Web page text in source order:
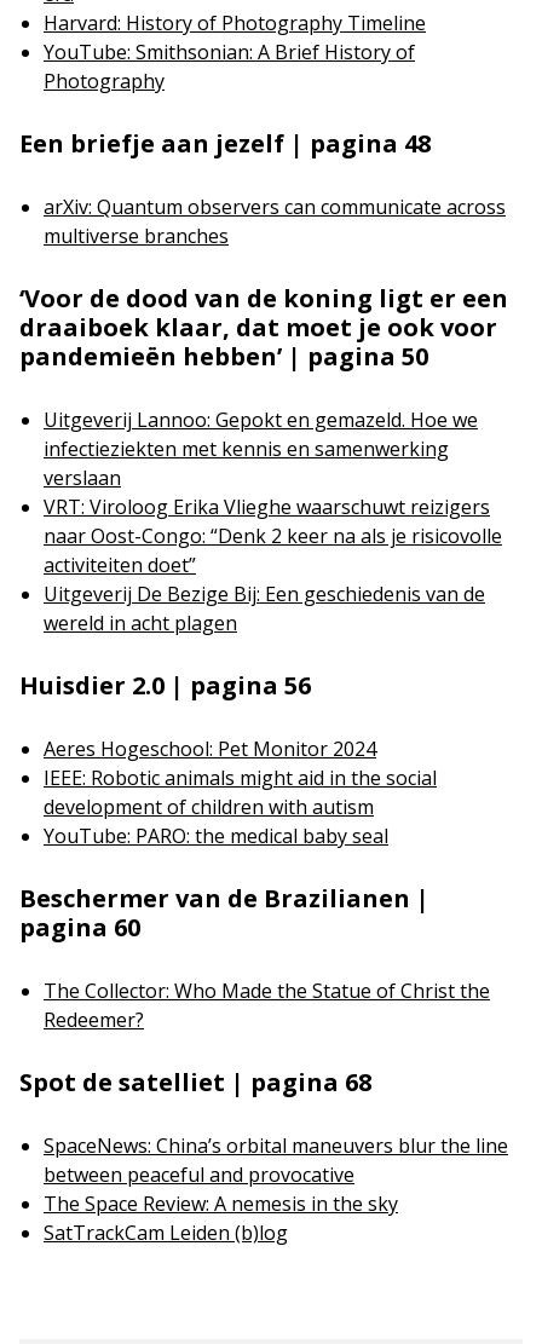
Harvard: History of Photography Timeline
YouTube: Smithsonian: A Brief History of
Photography
Een briefje aan jezelf | pagina 48
arXiv: Quantum observers can communicate across
multiverse branches
‘Voor de dood van de koning ligt er een
draaiboek klaar, dat moet je ook voor
pandemieën hebben’ | pagina 50
Uitgeverij Lannoo: Gepokt en gemazeld. Hoe we
infectieziekten met kennis en samenwerking
verslaan
VRT: Viroloog Erika Vlieghe waarschuwt reizigers
naar Oost-Congo: “Denk 2 keer na als je risicovolle
activiteiten doet”
Uitgeverij De Bezige Bij: Een geschiedenis van de
wereld in acht plagen
Huisdier 2.0 | pagina 56
Aeres Hogeschool: Pet Monitor 2024
IEEE: Robotic animals might aid in the social
development of children with autism
YouTube: PARO: the medical baby seal
Beschermer van de Brazilianen |
pagina 60
The Collector: Who Made the Statue of Christ the
Redeemer?
Spot de satelliet | pagina 68
SpaceNews: China’s orbital maneuvers blur the line
between peaceful and provocative
The Space Review: A nemesis in the sky
SatTrackCam Leiden (b)log